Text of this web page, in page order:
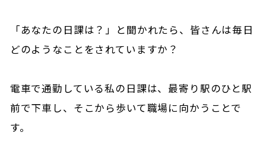
「あなたの日課は？」と聞かれたら、皆さんは毎日
どのようなことをされていますか？
電車で通勤している私の日課は、最寄り駅のひと駅
前で下車し、そこから歩いて職場に向かうことで
す。